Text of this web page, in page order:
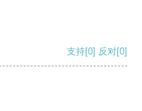
支持[0] 反对[0]